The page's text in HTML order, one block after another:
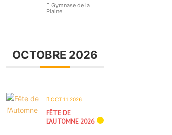
Gymnase de la
Plaine
OCTOBRE 2026
OCT 11 2026
FÊTE DE
L’AUTOMNE 2026